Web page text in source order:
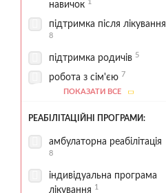
навичок 1
підтримка після лікування
8
підтримка родичів 5
робота з сім'єю 7
соціальна адаптація
соціальна підтримка
ПОКАЗАТИ ВСЕ
РЕАБІЛІТАЦІЙНІ ПРОГРАМИ:
амбулаторна реабілітація
8
індивідуальна програма
лікування 1